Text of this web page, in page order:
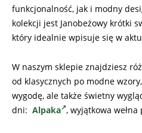
funkcjonalność, jak i modny
kolekcji jest Janobeżowy krótki
który idealnie wpisuje się w
W naszym sklepie znajdziesz
od klasycznych po modne
wygodę, ale także świetny
dni: Alpaka , wyjątkowa